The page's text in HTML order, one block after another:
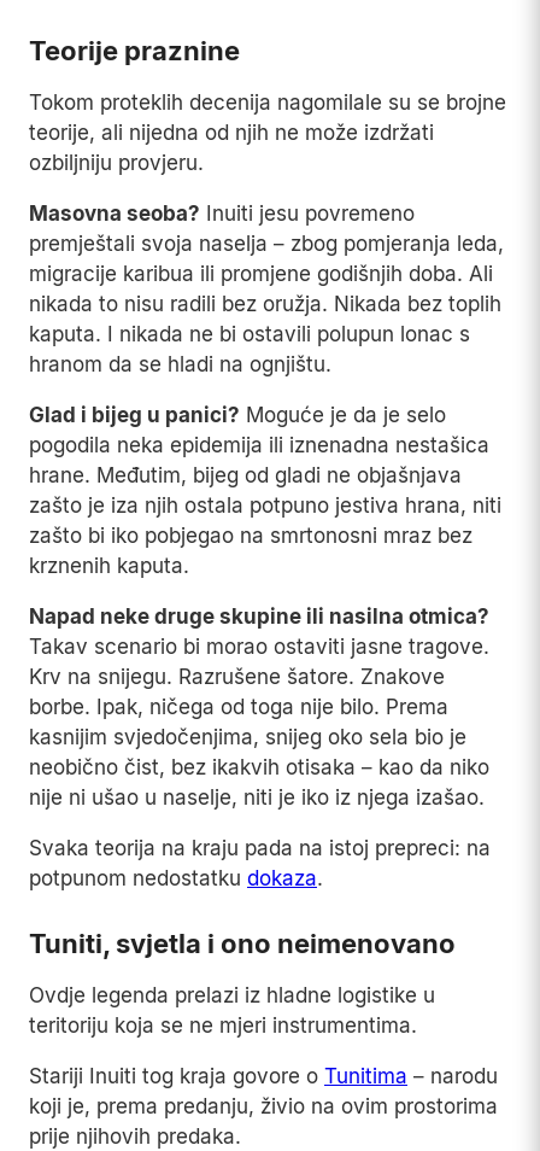
Teorije praznine
Tokom proteklih decenija nagomilale su se brojne
teorije, ali nijedna od njih ne može izdržati
ozbiljniju provjeru.
Masovna seoba? Inuiti jesu povremeno
premještali svoja naselja – zbog pomjeranja leda,
migracije karibua ili promjene godišnjih doba. Ali
nikada to nisu radili bez oružja. Nikada bez toplih
kaputa. I nikada ne bi ostavili polupun lonac s
hranom da se hladi na ognjištu.
Glad i bijeg u panici? Moguće je da je selo
pogodila neka epidemija ili iznenadna nestašica
hrane. Međutim, bijeg od gladi ne objašnjava
zašto je iza njih ostala potpuno jestiva hrana, niti
zašto bi iko pobjegao na smrtonosni mraz bez
krznenih kaputa.
Napad neke druge skupine ili nasilna otmica?
Takav scenario bi morao ostaviti jasne tragove.
Krv na snijegu. Razrušene šatore. Znakove
borbe. Ipak, ničega od toga nije bilo. Prema
kasnijim svjedočenjima, snijeg oko sela bio je
neobično čist, bez ikakvih otisaka – kao da niko
nije ni ušao u naselje, niti je iko iz njega izašao.
Svaka teorija na kraju pada na istoj prepreci: na
potpunom nedostatku dokaza.
Tuniti, svjetla i ono neimenovano
Ovdje legenda prelazi iz hladne logistike u
teritoriju koja se ne mjeri instrumentima.
Stariji Inuiti tog kraja govore o Tunitima – narodu
koji je, prema predanju, živio na ovim prostorima
prije njihovih predaka.